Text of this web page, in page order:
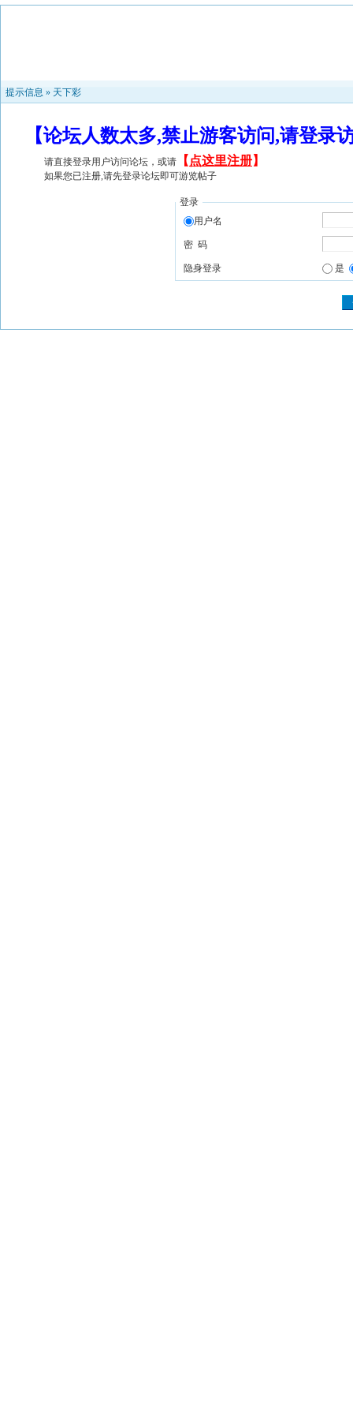
提示信息 » 天下彩
【论坛人数太多,禁止游客访问,请登
请直接登录用户访问论坛，或请 【 点这里注册】
如果您已注册,请先登录论坛即可游览帖子
登录
用户名
密 码
隐身登录 是